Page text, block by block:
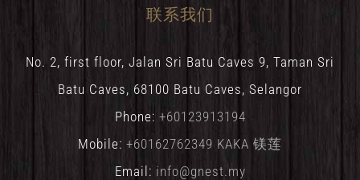
联系我们
No. 2, first floor, Jalan Sri Batu Caves 9, Taman Sri
Batu Caves, 68100 Batu Caves, Selangor
Phone: +60123913194
Mobile: +60162762349 KAKA 镁莲
Email: info@gnest.my